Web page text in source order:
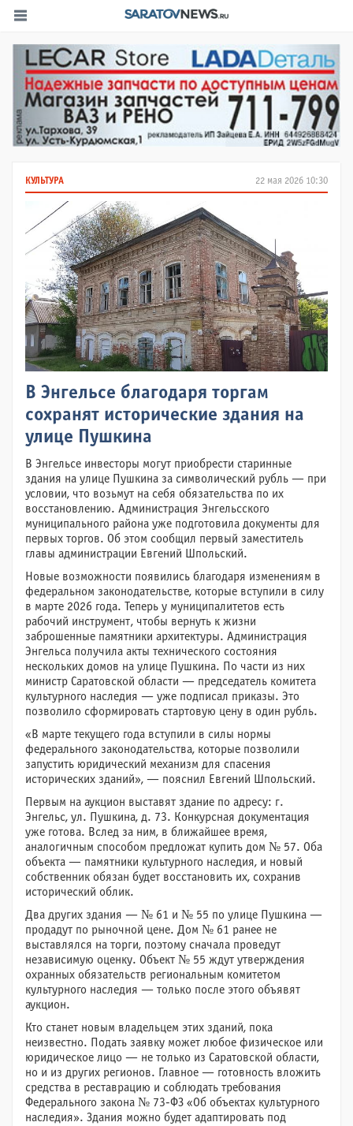
22 мая 2026 10:30
КУЛЬТУРА
В Энгельсе благодаря торгам
сохранят исторические здания на
улице Пушкина
В Энгельсе инвесторы могут приобрести старинные
здания на улице Пушкина за символический рубль — при
условии, что возьмут на себя обязательства по их
восстановлению. Администрация Энгельсского
муниципального района уже подготовила документы для
первых торгов. Об этом сообщил первый заместитель
главы администрации Евгений Шпольский.
Новые возможности появились благодаря изменениям в
федеральном законодательстве, которые вступили в силу
в марте 2026 года. Теперь у муниципалитетов есть
рабочий инструмент, чтобы вернуть к жизни
заброшенные памятники архитектуры. Администрация
Энгельса получила акты технического состояния
нескольких домов на улице Пушкина. По части из них
министр Саратовской области — председатель комитета
культурного наследия — уже подписал приказы. Это
позволило сформировать стартовую цену в один рубль.
«В марте текущего года вступили в силы нормы
федерального законодательства, которые позволили
запустить юридический механизм для спасения
исторических зданий», — пояснил Евгений Шпольский.
Первым на аукцион выставят здание по адресу: г.
Энгельс, ул. Пушкина, д. 73. Конкурсная документация
уже готова. Вслед за ним, в ближайшее время,
аналогичным способом предложат купить дом № 57. Оба
объекта — памятники культурного наследия, и новый
собственник обязан будет восстановить их, сохранив
исторический облик.
Два других здания — № 61 и № 55 по улице Пушкина —
продадут по рыночной цене. Дом № 61 ранее не
выставлялся на торги, поэтому сначала проведут
независимую оценку. Объект № 55 ждут утверждения
охранных обязательств региональным комитетом
культурного наследия — только после этого объявят
аукцион.
Кто станет новым владельцем этих зданий, пока
неизвестно. Подать заявку может любое физическое или
юридическое лицо — не только из Саратовской области,
но и из других регионов. Главное — готовность вложить
средства в реставрацию и соблюдать требования
Федерального закона № 73-ФЗ «Об объектах культурного
наследия». Здания можно будет адаптировать под